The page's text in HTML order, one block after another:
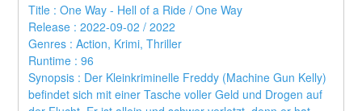
Title : One Way - Hell of a Ride / One Way
Release : 2022-09-02 / 2022
Genres : Action, Krimi, Thriller
Runtime : 96
Synopsis : Der Kleinkriminelle Freddy (Machine Gun Kelly)
befindet sich mit einer Tasche voller Geld und Drogen auf